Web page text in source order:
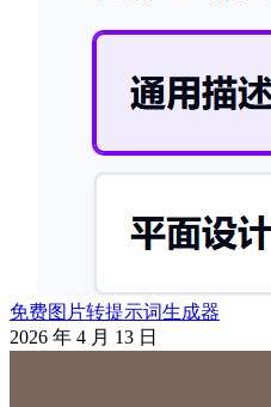
免费图片转提示词生成器
2026 年 4 月 13 日